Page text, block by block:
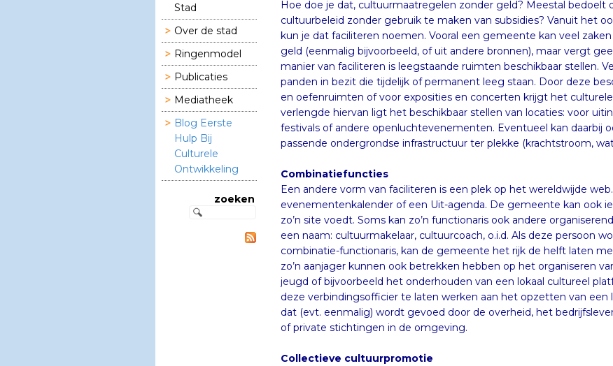
Stad
Over de stad
Ringenmodel
Publicaties
Mediatheek
Blog Eerste
Hulp Bij
Culturele
Ontwikkeling
zoeken
Hoe doe je dat, cultuurmaatregelen zonder geld? Meestal bedoelt
cultuurbeleid zonder gebruik te maken van subsidies? Vanuit het
kun je dat faciliteren noemen. Vooral een gemeente kan veel zaken
geld (eenmalig bijvoorbeeld, of uit andere bronnen), maar vergt
manier van faciliteren is leegstaande ruimten beschikbaar
panden in bezit die tijdelijk of permanent leeg staan. Door deze
en oefenruimten of voor exposities en concerten krijgt het culturele
verlengde hiervan ligt het beschikbaar stellen van locaties: voor
festivals of andere openluchtevenementen. Eventueel kan
passende ondergrondse infrastructuur ter plekke (krachtstroom,
Combinatiefuncties
Een andere vorm van faciliteren is een plek op het wereldwijde
evenementenkalender of een Uit-agenda. De gemeente kan ook
zo’n site voedt. Soms kan zo’n functionaris ook andere organiserende
een naam: cultuurmakelaar, cultuurcoach, o.i.d. Als deze
combinatie-functionaris, kan de gemeente het rijk de helft laten
zo’n aanjager kunnen ook betrekken hebben op het organiseren van
jeugd of bijvoorbeeld het onderhouden van een lokaal cultureel platform.
deze verbindingsofficier te laten werken aan het opzetten van een lokaal
dat (evt. eenmalig) wordt gevoed door de overheid, het bedrijfsleven en
of private stichtingen in de omgeving.
Collectieve cultuurpromotie